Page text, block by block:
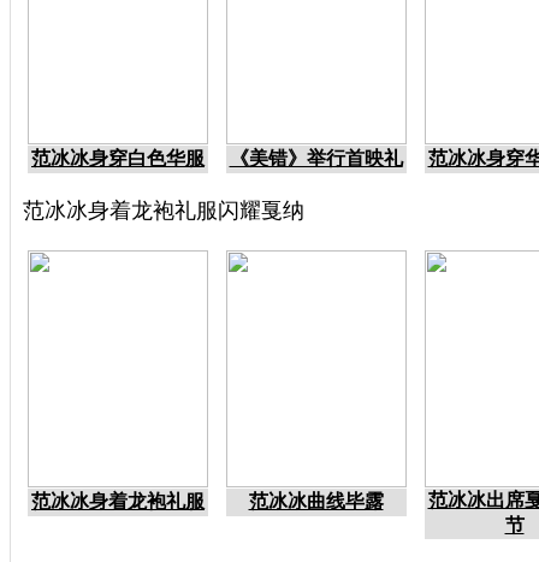
范冰冰身穿白色华服 《美错》举行首映礼 范冰冰身穿
范冰冰身着龙袍礼服闪耀戛纳
范冰冰身着龙袍礼服 范冰冰曲线毕露
范冰冰出席
节